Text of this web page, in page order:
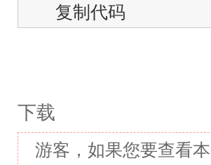
复制代码
下载
游客，如果您要查看